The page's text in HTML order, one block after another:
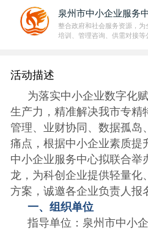
泉州市中小企业服务
整合政府和社会服务资源，
培训、管理咨询、供需对接等
活动描述
为落实中小企业数字化
生产力，精准解决我市专精
管理、业财协同、数据孤岛
痛点，根据中小企业素质提
中小企业服务中心拟联合举
龙，为科创企业提供轻量化
方案，诚邀各企业负责人报
一、组织单位
指导单位： 泉州市中小